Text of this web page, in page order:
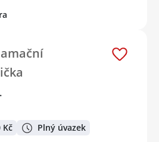
Kč Plný úvazek